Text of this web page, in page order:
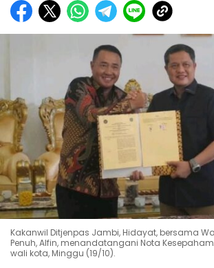
Kakanwil Ditjenpas Jambi, Hidayat, bersama
Penuh, Alfin, menandatangani Nota
wali kota, Minggu (19/10).